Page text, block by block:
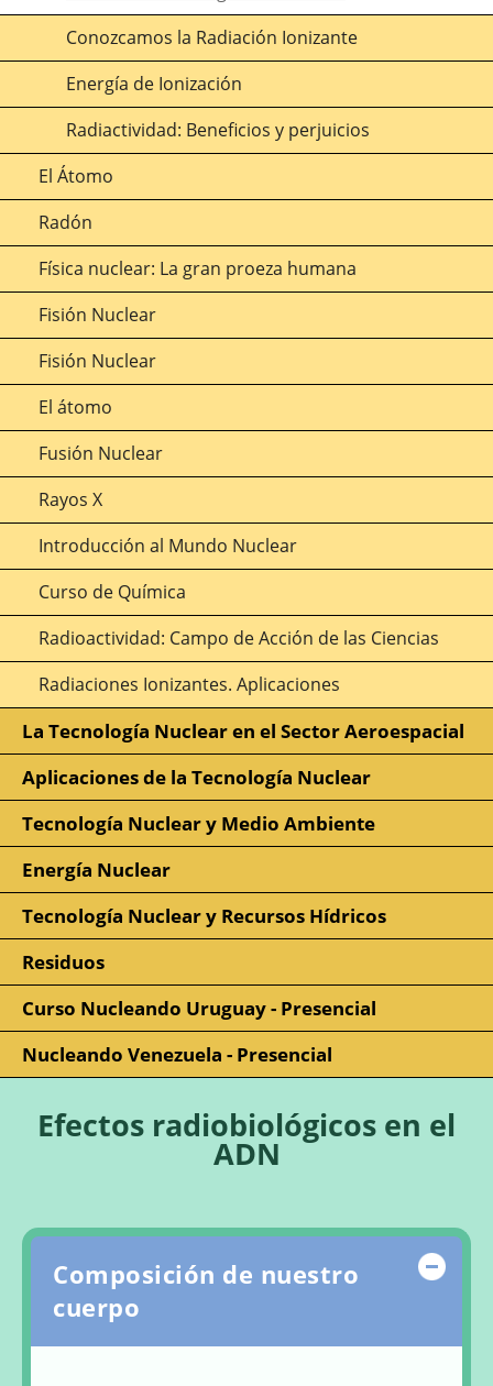
Conozcamos la Radiación Ionizante
Energía de Ionización
Radiactividad: Beneficios y perjuicios
El Átomo
Radón
Física nuclear: La gran proeza humana
Fisión Nuclear
Fisión Nuclear
El átomo
Fusión Nuclear
Rayos X
Introducción al Mundo Nuclear
Curso de Química
Radioactividad: Campo de Acción de las Ciencias
Radiaciones Ionizantes. Aplicaciones
La Tecnología Nuclear en el Sector Aeroespacial
Aplicaciones de la Tecnología Nuclear
Tecnología Nuclear y Medio Ambiente
Energía Nuclear
Tecnología Nuclear y Recursos Hídricos
Residuos
Curso Nucleando Uruguay - Presencial
Nucleando Venezuela - Presencial
Efectos radiobiológicos en el
ADN
Composición de nuestro
cuerpo